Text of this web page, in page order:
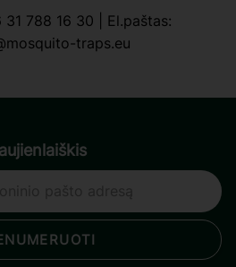
31 788 16 30 | El.paštas:
traps.eu